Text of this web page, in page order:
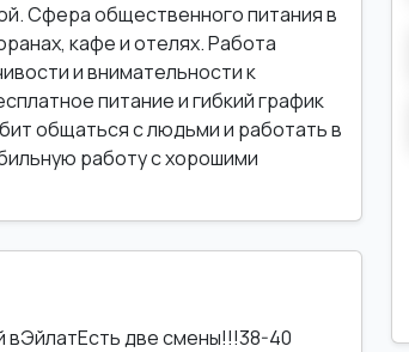
Сфера общественного питания в
кафе и отелях. Работа
и внимательности к
питание и гибкий график
общаться с людьми и работать в
работу с хорошими
вЭйлатЕсть две смены!!!38-40